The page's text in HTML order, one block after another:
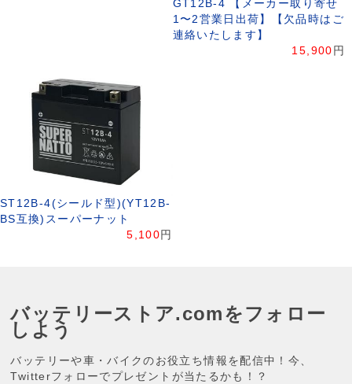
GT12B-4 【メーカー取り寄せ
1〜2営業日出荷】【欠品時はご
連絡いたします】
15,900 円
ST12B-4(シールド型)(YT12B-
BS互換)スーパーナット
5,100 円
バッテリーストア.comをフォロー
しよう
バッテリーや車・バイクのお役立ち情報を配信中！今、
Twitterフォローでプレゼントが当たるかも！？